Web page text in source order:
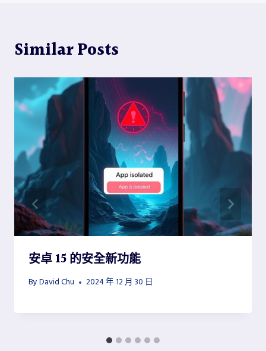
Similar Posts
安卓 15 的安全新功能
By David Chu 2024 年 12 月 30 日